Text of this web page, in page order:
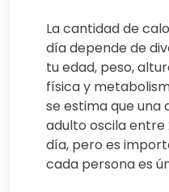
La cantidad de
día depende de
tu edad, peso,
física y
se estima que una
adulto oscila entre
día, pero es
cada persona es